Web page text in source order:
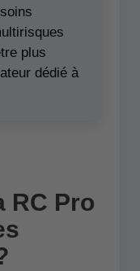
plus
dédié à
RC Pro